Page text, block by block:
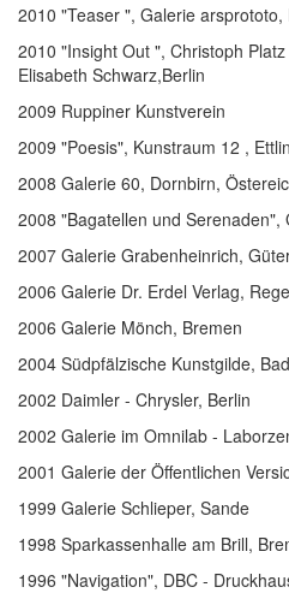
2010 "Teaser ", Galerie arsprototo,
2010 "Insight Out ", Christoph
Elisabeth Schwarz,Berlin
2009 Ruppiner Kunstverein
2009 "Poesis", Kunstraum 12 ,
2008 Galerie 60, Dornbirn,
2008 "Bagatellen und Serenaden",
2007 Galerie Grabenheinrich,
2006 Galerie Dr. Erdel Verlag,
2006 Galerie Mönch, Bremen
2004 Südpfälzische Kunstgilde,
2002 Daimler - Chrysler, Berlin
2002 Galerie im Omnilab -
2001 Galerie der Öffentlichen
1999 Galerie Schlieper, Sande
1998 Sparkassenhalle am Brill,
1996 "Navigation", DBC -